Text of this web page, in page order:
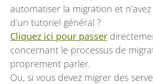
automatiser la migration et
d’un tutoriel général ?
Cliquez ici pour passer
concernant le processus de
proprement parler.
Ou, si vous devez migrer des